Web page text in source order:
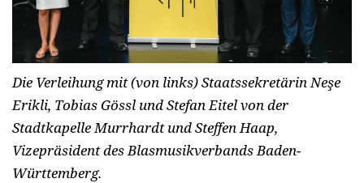
Die Verleihung mit (von links) Staatssekretärin Neşe
Erikli, Tobias Gössl und Stefan Eitel von der
Stadtkapelle Murrhardt und Steffen Haap,
Vizepräsident des Blasmusikverbands Baden-
Württemberg.